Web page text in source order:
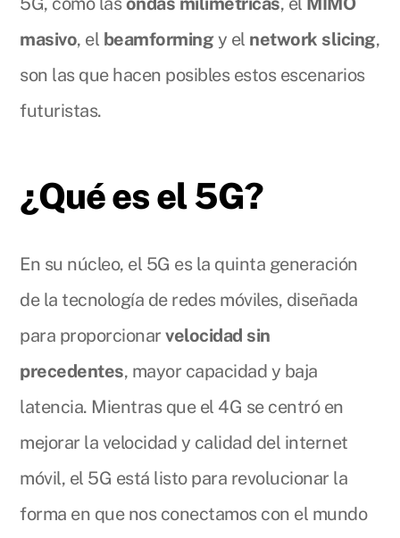
masivo, el beamforming y el network slicing,
son las que hacen posibles estos escenarios
futuristas.
¿Qué es el 5G?
En su núcleo, el 5G es la quinta generación
de la tecnología de redes móviles, diseñada
para proporcionarvelocidad sin
precedentes, mayor capacidad y baja
latencia. Mientras que el 4G se centró en
mejorar la velocidad y calidad del internet
móvil, el 5G está listo para revolucionar la
forma en que nos conectamos con el mundo